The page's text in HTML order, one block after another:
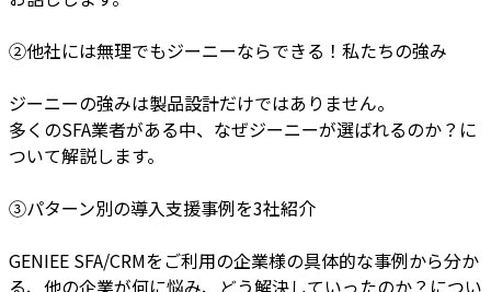
②他社には無理でもジーニーならできる！私たちの強み
ジーニーの強みは製品設計だけではありません。
多くのSFA業者がある中、なぜジーニーが選ばれるのか？に
ついて解説します。
③パターン別の導入支援事例を3社紹介
GENIEE SFA/CRMをご利用の企業様の具体的な事例から分か
る、他の企業が何に悩み、どう解決していったのか？につい